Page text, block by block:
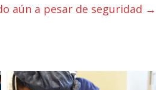
aún a pesar de seguridad →